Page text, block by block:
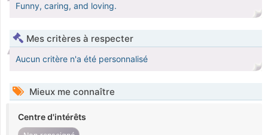
Funny, caring, and loving.
Mes critères à respecter
Aucun critère n'a été personnalisé
Mieux me connaître
Centre d'intérêts